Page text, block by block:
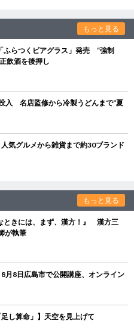
もっと見る
ふらつくビアグラス」発売 “強制
飲酒を後押し
入 名店監修から冷製うどんまで“夏
気グルメから雑貨まで約30ブランド
もっと見る
ときには、まず、漢方！』 漢方三
が執筆
8日広島市で公開講座、オンライン
し算命」】天空を見上げて